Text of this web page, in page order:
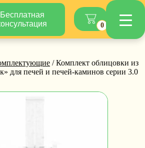
Бесплатная
0
/ Комплект облицовки из
для печей и печей-каминов серии 3.0